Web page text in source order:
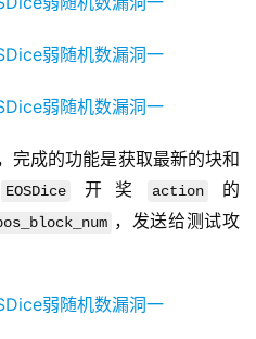
完成的功能是获取最新的块和
EOSDice 开奖 action 的
，发送给测试攻